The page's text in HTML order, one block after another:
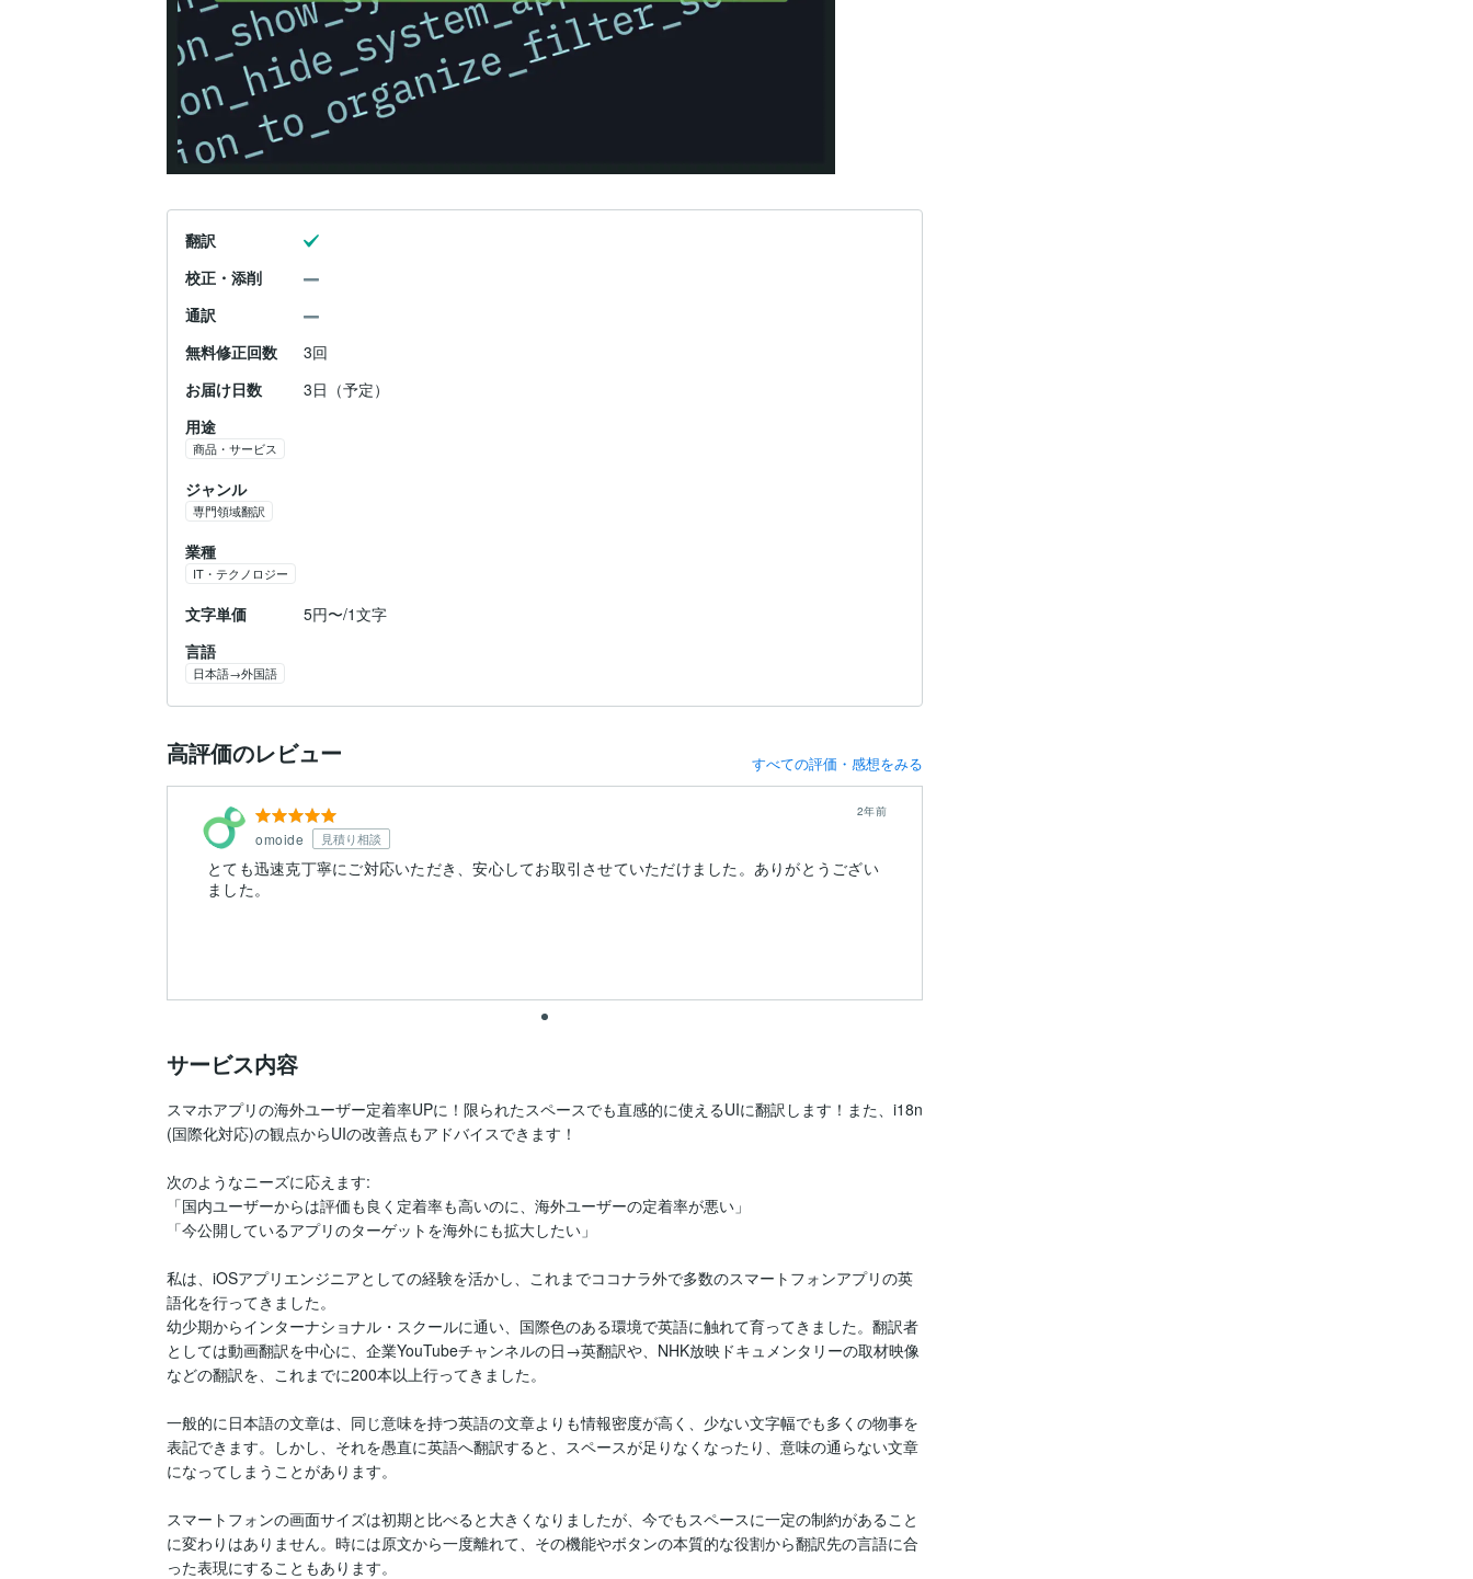
翻訳
校正・添削
通訳
無料修正回数
3回
お届け日数
3日（予定）
用途
商品・サービス
ジャンル
専門領域翻訳
業種
IT・テクノロジー
文字単価
5円〜/1文字
言語
日本語→外国語
高評価のレビュー すべての評価・感想をみる
omoide 見積り相談
2年前
とても迅速克丁寧にご対応いただき、安心してお取引させていただけました。ありがとうござい
ました。
サービス内容
スマホアプリの海外ユーザー定着率UPに！限られたスペースでも直感的に使えるUIに翻訳します！また、i18n
(国際化対応)の観点からUIの改善点もアドバイスできます！
次のようなニーズに応えます:
「国内ユーザーからは評価も良く定着率も高いのに、海外ユーザーの定着率が悪い」
「今公開しているアプリのターゲットを海外にも拡大したい」
私は、iOSアプリエンジニアとしての経験を活かし、これまでココナラ外で多数のスマートフォンアプリの英
語化を行ってきました。
幼少期からインターナショナル・スクールに通い、国際色のある環境で英語に触れて育ってきました。翻訳者
としては動画翻訳を中心に、企業YouTubeチャンネルの日→英翻訳や、NHK放映ドキュメンタリーの取材映像
などの翻訳を、これまでに200本以上行ってきました。
一般的に日本語の文章は、同じ意味を持つ英語の文章よりも情報密度が高く、少ない文字幅でも多くの物事を
表記できます。しかし、それを愚直に英語へ翻訳すると、スペースが足りなくなったり、意味の通らない文章
になってしまうことがあります。
スマートフォンの画面サイズは初期と比べると大きくなりましたが、今でもスペースに一定の制約があること
に変わりはありません。時には原文から一度離れて、その機能やボタンの本質的な役割から翻訳先の言語に合
った表現にすることもあります。